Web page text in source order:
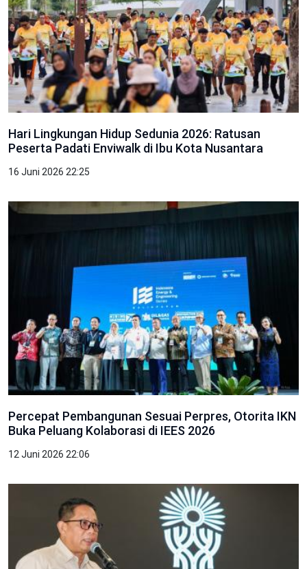
Hari Lingkungan Hidup Sedunia 2026: Ratusan
Peserta Padati Enviwalk di Ibu Kota Nusantara
16 Juni 2026 22:25
Percepat Pembangunan Sesuai Perpres, Otorita IKN
Buka Peluang Kolaborasi di IEES 2026
12 Juni 2026 22:06